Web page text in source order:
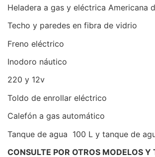
Heladera a gas y eléctrica Americana
Techo y paredes en fibra de vidrio
Freno eléctrico
Inodoro náutico
220 y 12v
Toldo de enrollar eléctrico
Calefón a gas automático
Tanque de agua 100 L y tanque de
CONSULTE POR OTROS MODELOS Y